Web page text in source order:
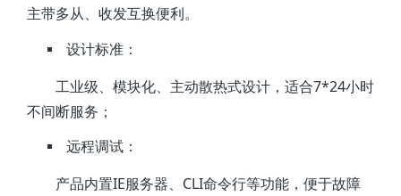
主带多从、收发互换便利。
设计标准：
工业级、模块化、主动散热式设计，适合7*24小时
不间断服务；
远程调试：
产品内置IE服务器、CLI命令行等功能，便于故障